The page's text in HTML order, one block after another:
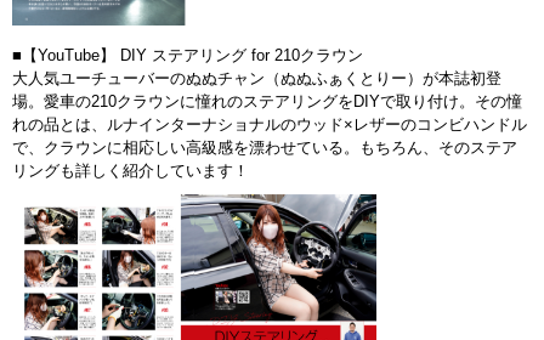
■【YouTube】 DIY ステアリング for 210クラウン
大人気ユーチューバーのぬぬチャン（ぬぬふぁくとりー）が本誌初登
場。愛車の210クラウンに憧れのステアリングをDIYで取り付け。その憧
れの品とは、ルナインターナショナルのウッド×レザーのコンビハンドル
で、クラウンに相応しい高級感を漂わせている。もちろん、そのステア
リングも詳しく紹介しています！